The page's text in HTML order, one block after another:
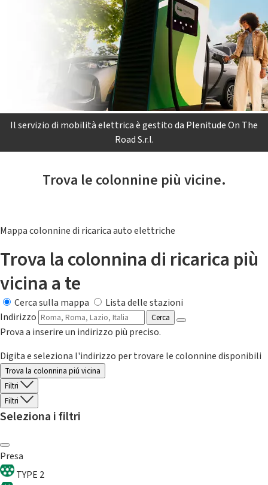
Il servizio di mobilità elettrica è gestito da Plenitude On The
Road S.r.l.
Trova le colonnine più vicine.
Mappa colonnine di ricarica auto elettriche
Trova la colonnina di ricarica più
vicina a te
Cerca sulla mappa
Lista delle stazioni
Indirizzo
Cerca
Prova a inserire un indirizzo più preciso.
Digita e seleziona l'indirizzo per trovare le colonnine disponibili
Trova la colonnina piú vicina
Filtri
Filtri
Seleziona i filtri
Presa
TYPE 2